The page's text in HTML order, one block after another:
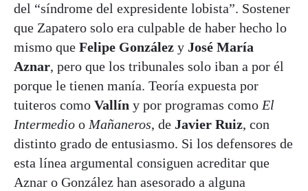
del “síndrome del expresidente lobista”. Sostener
que Zapatero solo era culpable de haber hecho lo
mismo que Felipe González y José María
Aznar, pero que los tribunales solo iban a por él
porque le tienen manía. Teoría expuesta por
tuiteros como Vallín y por programas como El
Intermedio o Mañaneros, de Javier Ruiz, con
distinto grado de entusiasmo. Si los defensores de
esta línea argumental consiguen acreditar que
Aznar o González han asesorado a alguna